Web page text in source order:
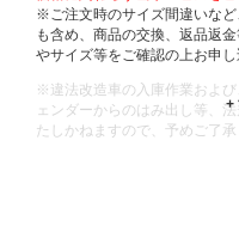
※ご注文時のサイズ間違いな
も含め、商品の交換、返品返
やサイズ等をご確認の上お申
※違法改造車の入庫作業およ
ェンダーからのはみ出し等、
たしかねますので、予めご了承